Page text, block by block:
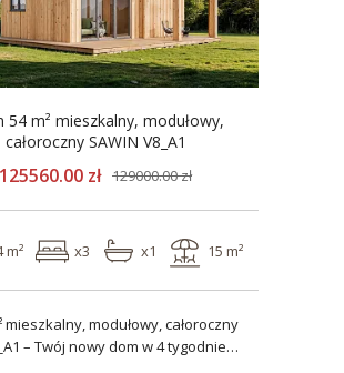
54 m² mieszkalny, modułowy,
całoroczny SAWIN V8_A1
125560.00 zł 129000.00 zł
m² x3 x1 15 m²
mieszkalny, modułowy, całoroczny
– Twój nowy dom w 4 tygodnie